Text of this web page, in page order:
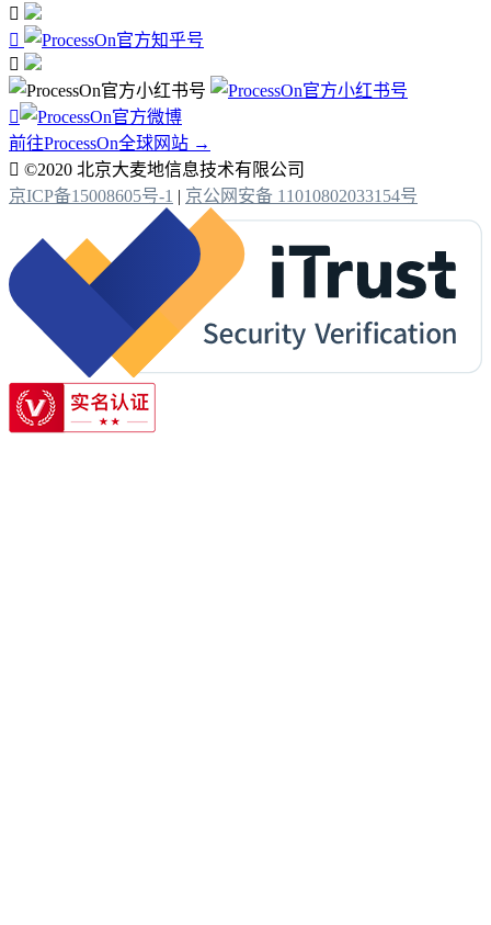




前往ProcessOn全球网站 →
 ©2020 北京大麦地信息技术有限公司
京ICP备15008605号-1 | 京公网安备 11010802033154号